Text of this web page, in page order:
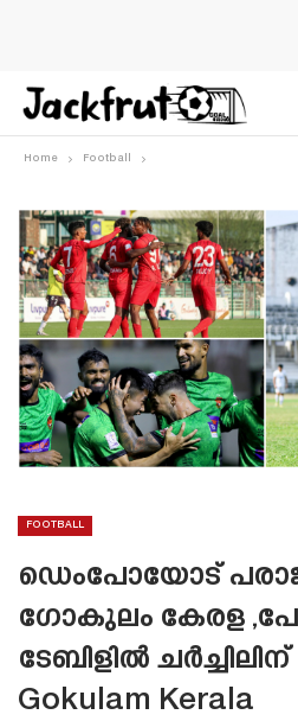
Home Football
FOOTBALL
ഡെംപോയോട്
ഗോകുലം കേരള
ടേബിളിൽ
Gokulam Kerala